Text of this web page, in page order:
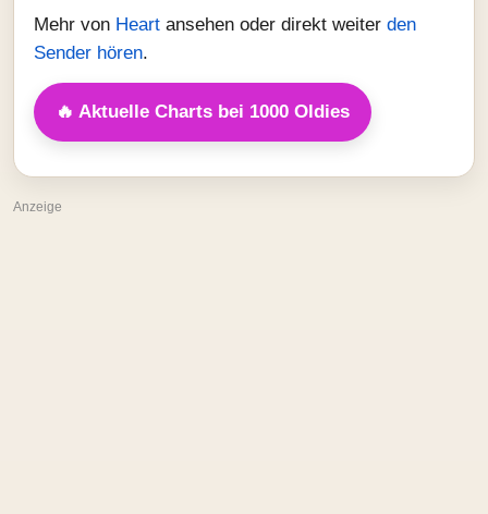
Mehr von Heart ansehen oder direkt weiter den
Sender hören.
🔥 Aktuelle Charts bei 1000 Oldies
Anzeige